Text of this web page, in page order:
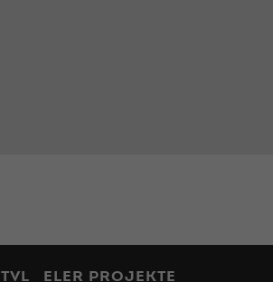
TVL ELER PROJEKTE